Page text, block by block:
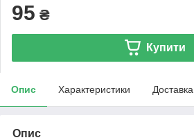
95 ₴
Купити
Опис Характеристики Доставка
Опис